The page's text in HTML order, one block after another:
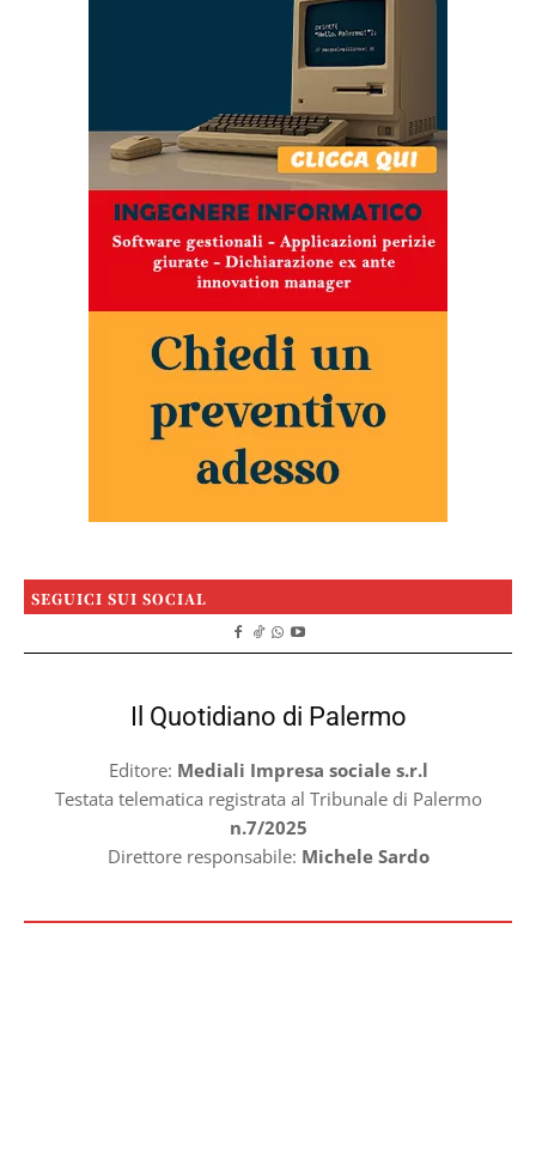
SEGUICI SUI SOCIAL
Il Quotidiano di Palermo
Editore: Mediali Impresa sociale s.r.l
Testata telematica registrata al Tribunale di Palermo
n.7/2025
Direttore responsabile: Michele Sardo